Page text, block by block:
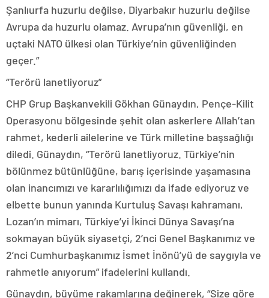
Şanlıurfa huzurlu değilse, Diyarbakır huzurlu değilse
Avrupa da huzurlu olamaz. Avrupa’nın güvenliği, en
uçtaki NATO ülkesi olan Türkiye’nin güvenliğinden
geçer.”
“Terörü lanetliyoruz”
CHP Grup Başkanvekili Gökhan Günaydın, Pençe-Kilit
Operasyonu bölgesinde şehit olan askerlere Allah’tan
rahmet, kederli ailelerine ve Türk milletine başsağlığı
diledi. Günaydın, “Terörü lanetliyoruz. Türkiye’nin
bölünmez bütünlüğüne, barış içerisinde yaşamasına
olan inancımızı ve kararlılığımızı da ifade ediyoruz ve
elbette bunun yanında Kurtuluş Savaşı kahramanı,
Lozan’ın mimarı, Türkiye’yi İkinci Dünya Savaşı’na
sokmayan büyük siyasetçi, 2’nci Genel Başkanımız ve
2’nci Cumhurbaşkanımız İsmet İnönü’yü de saygıyla ve
rahmetle anıyorum” ifadelerini kullandı.
Günaydın, büyüme rakamlarına değinerek, “Size göre